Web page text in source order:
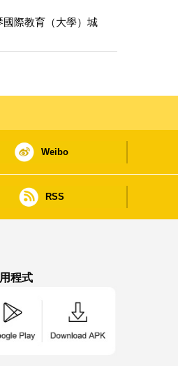
際教育（大學）城
Weibo
RSS
程式